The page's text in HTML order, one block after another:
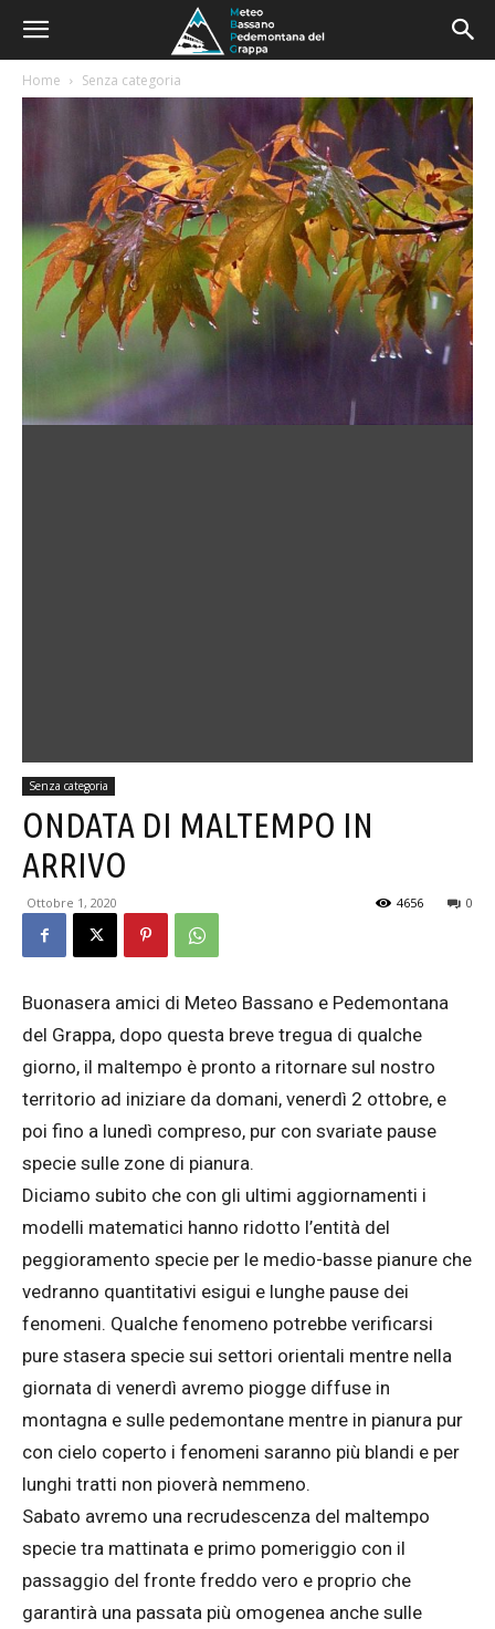
Home Senza categoria
Senza categoria
ONDATA DI MALTEMPO IN
ARRIVO
Ottobre 1, 2020 0
4656
Buonasera amici di Meteo Bassano e Pedemontana
del Grappa, dopo questa breve tregua di qualche
giorno, il maltempo è pronto a ritornare sul nostro
territorio ad iniziare da domani, venerdì 2 ottobre, e
poi fino a lunedì compreso, pur con svariate pause
specie sulle zone di pianura.
Diciamo subito che con gli ultimi aggiornamenti i
modelli matematici hanno ridotto l’entità del
peggioramento specie per le medio-basse pianure che
vedranno quantitativi esigui e lunghe pause dei
fenomeni. Qualche fenomeno potrebbe verificarsi
pure stasera specie sui settori orientali mentre nella
giornata di venerdì avremo piogge diffuse in
montagna e sulle pedemontane mentre in pianura pur
con cielo coperto i fenomeni saranno più blandi e per
lunghi tratti non pioverà nemmeno.
Sabato avremo una recrudescenza del maltempo
specie tra mattinata e primo pomeriggio con il
passaggio del fronte freddo vero e proprio che
garantirà una passata più omogenea anche sulle